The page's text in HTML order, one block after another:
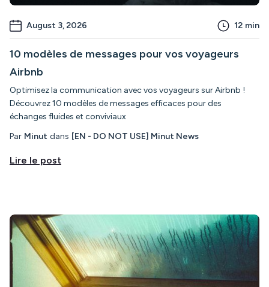
August 3, 2026 12 min
10 modèles de messages pour vos voyageurs
Airbnb
Optimisez la communication avec vos voyageurs sur Airbnb !
Découvrez 10 modèles de messages efficaces pour des
échanges fluides et conviviaux
Par Minut dans [EN - DO NOT USE] Minut News
Lire le post